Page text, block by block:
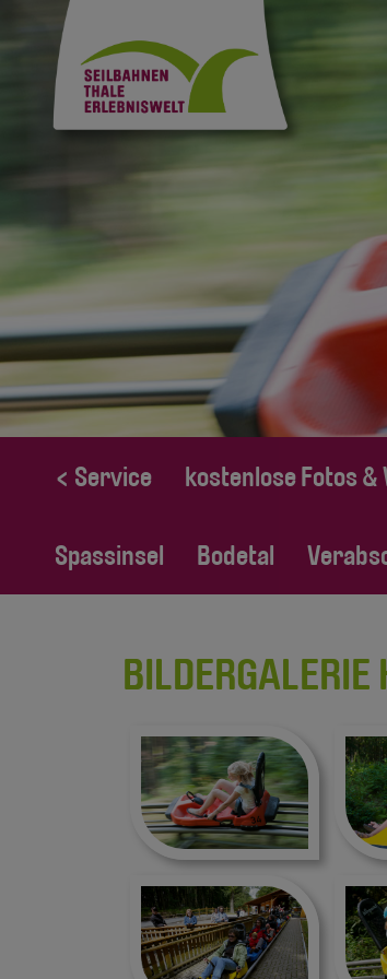
< Service kostenlose Fotos &
Spassinsel Bodetal
BILDERGALERIE